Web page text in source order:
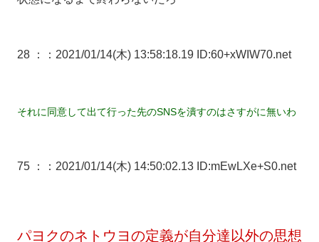
28 ： ：2021/01/14(木) 13:58:18.19 ID:60+xWIW70.net
それに同意して出て行った先のSNSを潰すのはさすがに無いわ
75 ： ：2021/01/14(木) 14:50:02.13 ID:mEwLXe+S0.net
パヨクのネトウヨの定義が自分達以外の思想